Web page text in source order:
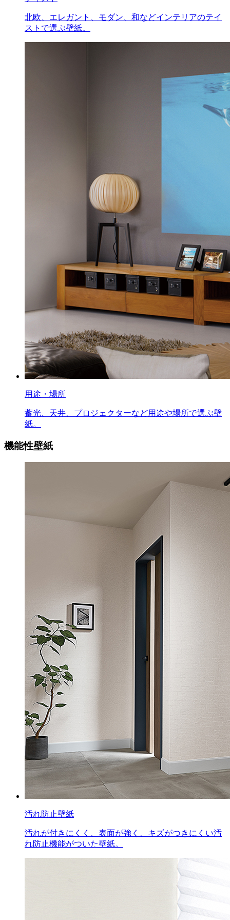
北欧、エレガント、モダン、和などインテリアのテイ
ストで選ぶ壁紙。
用途・場所
蓄光、天井、プロジェクターなど用途や場所で選ぶ壁
紙。
機能性壁紙
汚れ防止壁紙
汚れが付きにくく、表面が強く、キズがつきにくい汚
れ防止機能がついた壁紙。